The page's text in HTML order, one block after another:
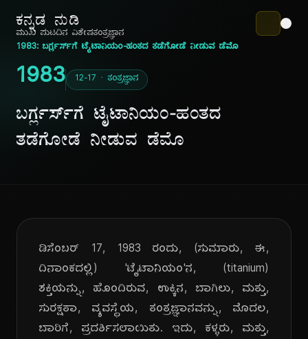
ಕನ್ನಡ ನುಡಿ
ಮುಖ ಪುಟದಿನ ವಿಶೇಷತಂತ್ರಜ್ಞಾನ
1983: ಬರ್ಗ್ಲರ್ಸ್‌ಗೆ ಟೈಟಾನಿಯಂ-ಹಂತದ ತಡೆಗೋಡೆ ನೀಡುವ ಡೆಮೊ
1983 12-17 · ತಂತ್ರಜ್ಞಾನ
ಬರ್ಗ್ಲರ್ಸ್‌ಗೆ ಟೈಟಾನಿಯಂ-ಹಂತದ
ತಡೆಗೋಡೆ ನೀಡುವ ಡೆಮೊ
ಡಿಸೆಂಬರ್ 17, 1983 ರಂದು, (ಸುಮಾರು, ಈ,
ದಿನಾಂಕದಲ್ಲಿ) 'ಟೈಟಾನಿಯಂ'ನ, (titanium)
ಶಕ್ತಿಯನ್ನು, ಹೊಂದಿರುವ, ಉಕ್ಕಿನ, ಬಾಗಿಲು, ಮತ್ತು,
ಸುರಕ್ಷತಾ, ವ್ಯವಸ್ಥೆಯ, ತಂತ್ರಜ್ಞಾನವನ್ನು, ಮೊದಲ,
ಬಾರಿಗೆ, ಪ್ರದರ್ಶಿಸಲಾಯಿತು. ಇದು, ಕಳ್ಳರು, ಮತ್ತು,